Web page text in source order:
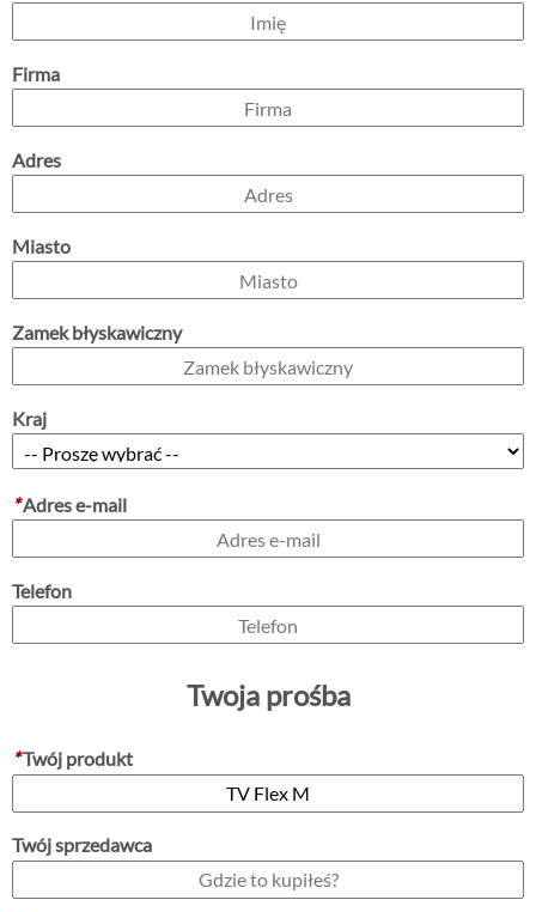
Firma
Adres
Miasto
Zamek błyskawiczny
Kraj
*Adres e-mail
Telefon
Twoja prośba
*Twój produkt
Twój sprzedawca